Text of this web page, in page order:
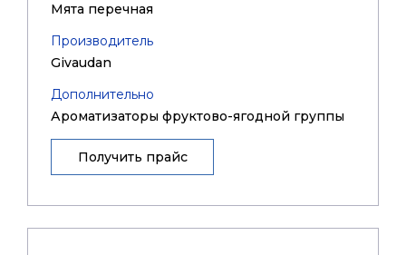
Мята перечная
Производитель
Givaudan
Дополнительно
Ароматизаторы фруктово-ягодной группы
Получить прайс